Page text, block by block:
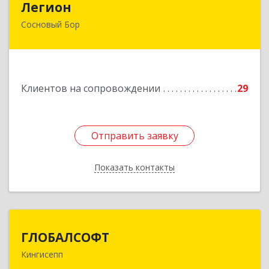
Легион
Сосновый Бор
Клиентов на сопровождении 29
Отправить заявку
Показать контакты
188544, Ленинградская обл, Сосновый Бор г,
Отправить заявку
Назад
ГЛОБАЛСОФТ
Кингисепп
188485, Ленинградская обл, Кингисеппский р-н,